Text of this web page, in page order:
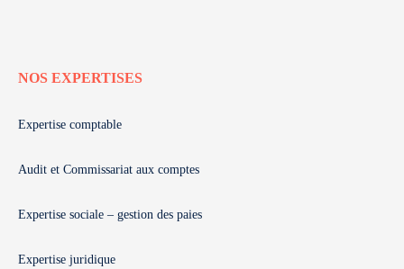
NOS EXPERTISES
Expertise comptable
Audit et Commissariat aux comptes
Expertise sociale – gestion des paies
Expertise juridique